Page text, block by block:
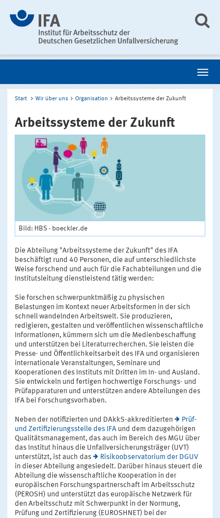
Start Wir über uns Organisation Arbeitssysteme der Zukunft
Arbeitssysteme der Zukunft
Bild: HBS - boeckler.de
Die Abteilung "Arbeitssysteme der Zukunft" des IFA
beschäftigt rund 40 Personen, die auf unterschiedlichste
Weise forschend und auch für die Fachabteilungen und die
Institutsleitung dienstleistend tätig werden:
Sie forschen schwerpunktmäßig zu physischen
Belastungen im Kontext neuer Arbeitsformen in der sich
schnell wandelnden Arbeitswelt. Sie produzieren,
redigieren, gestalten und veröffentlichen wissenschaftliche
Informationen, kümmern sich um die Medienbeschaffung
und unterstützen bei Literaturrecherchen. Sie leisten die
Presse- und Öffentlichkeitsarbeit des IFA und organisieren
internationale Veranstaltungen, Seminare und
Kooperationen des Instituts mit Dritten im In- und Ausland.
Sie entwickeln und fertigen hochwertige Forschungs- und
Prüfapparaturen und unterstützen andere Abteilungen des
IFA bei Forschungsvorhaben.
Neben der notifizierten und DAkkS-akkreditierten
Prüf-
und Zertifizierungsstelle des IFA und dem dazugehörigen
Qualitätsmanagement, das auch im Bereich des MGU über
das Institut hinaus die Unfallversicherungsträger (UVT)
unterstützt, ist auch das
Risikoobservatorium der DGUV
in dieser Abteilung angesiedelt. Darüber hinaus steuert die
Abteilung die wissenschaftliche Kooperation in der
europäischen Forschungspartnerschaft im Arbeitsschutz
(PEROSH) und unterstützt das europäische Netzwerk für
den Arbeitsschutz mit Schwerpunkt in der Normung,
Prüfung und Zertifizierung (EUROSHNET) bei der